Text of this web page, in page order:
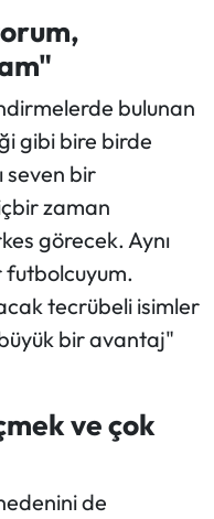
bulunan
gibi bire birde
seven bir
zaman
görecek. Aynı
tecrübeli isimler
bir avantaj"
ve çok
de